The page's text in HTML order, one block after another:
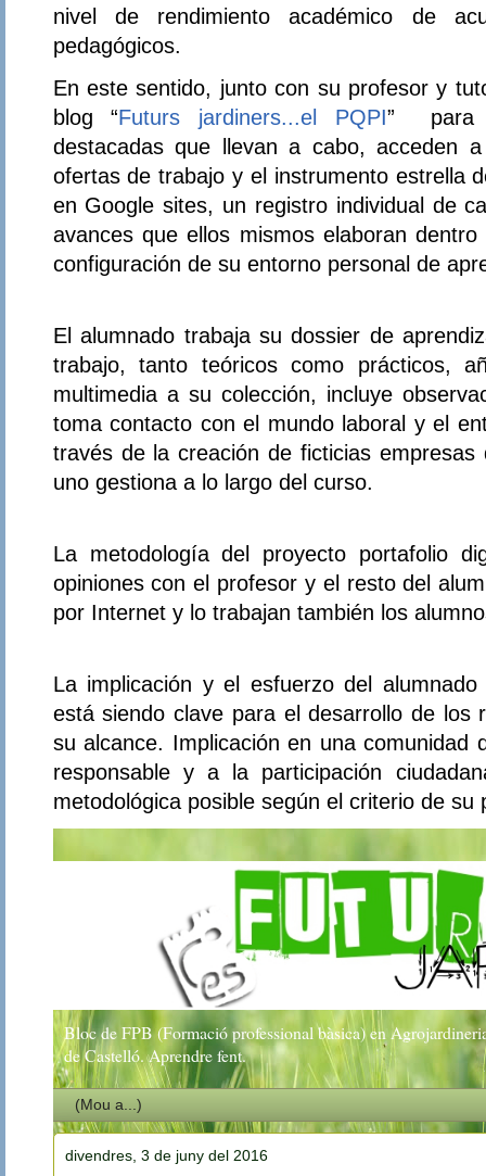
nivel de rendimiento académico de
pedagógicos.
En este sentido, junto con su profesor y
blog “Futurs jardiners...el PQPI” para
destacadas que llevan a cabo, acceden
ofertas de trabajo y el instrumento estrella
en Google sites, un registro individual de
avances que ellos mismos elaboran
configuración de su entorno personal de
El alumnado trabaja su dossier de
trabajo, tanto teóricos como prácticos,
multimedia a su colección, incluye
toma contacto con el mundo laboral y el
través de la creación de ficticias
uno gestiona a lo largo del curso.
La metodología del proyecto portafolio
opiniones con el profesor y el resto del
por Internet y lo trabajan también los
La implicación y el esfuerzo del
está siendo clave para el desarrollo de los
su alcance. Implicación en una comunidad
responsable y a la participación
metodológica posible según el criterio de su